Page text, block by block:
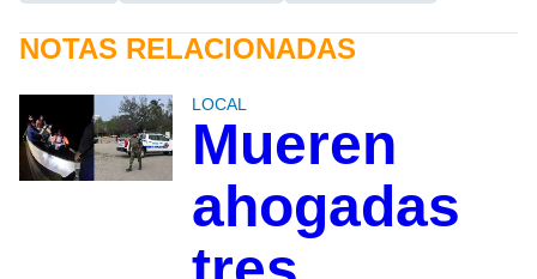
NOTAS RELACIONADAS
LOCAL
Mueren
ahogadas